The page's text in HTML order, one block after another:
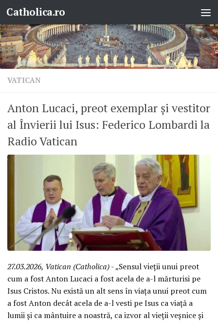
Skip to content
Catholica.ro
VATICAN
Anton Lucaci, preot exemplar și vestitor
al Învierii lui Isus: Federico Lombardi la
Radio Vatican
27.03.2026, Vatican (Catholica)- „Sensul vieții unui preot
cum a fost Anton Lucaci a fost acela de a-l mărturisi pe
Isus Cristos. Nu există un alt sens în viața unui preot cum
a fost Anton decât acela de a-l vesti pe Isus ca viață a
lumii și ca mântuire a noastră, ca izvor al vieții veșnice și